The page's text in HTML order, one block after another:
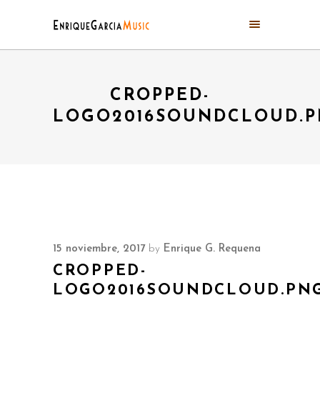
CROPPED-
15 noviembre, 2017 by Enrique G. Requena
CROPPED-